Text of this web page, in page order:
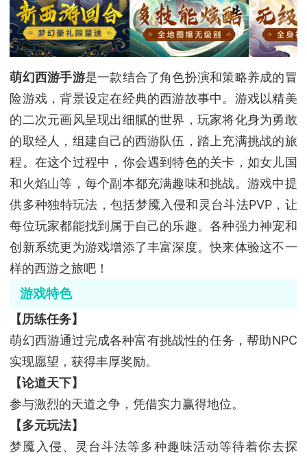
萌幻西游手游是一款结合了角色扮演和策略养成的冒
险游戏，背景设定在经典的西游故事中。游戏以精美
的二次元画风呈现出细腻的世界，玩家将化身为勇敢
的取经人，组建自己的西游队伍，踏上充满挑战的旅
程。在这个过程中，你会遇到特色的关卡，如女儿国
和火焰山等，每个副本都充满趣味和挑战。游戏中提
供多种独特玩法，包括梦魇入侵和灵台斗法PVP，让
每位玩家都能找到属于自己的乐趣。各种强力神宠和
创新系统更为游戏增添了丰富深度。快来体验这不一
样的西游之旅吧！
游戏特色
【历练任务】
萌幻西游通过完成各种富有挑战性的任务，帮助NPC
实现愿望，获得丰厚奖励。
【论道天下】
参与激烈的天道之争，凭借实力赢得地位。
【多元玩法】
梦魇入侵、灵台斗法等多种趣味活动等待着你去探